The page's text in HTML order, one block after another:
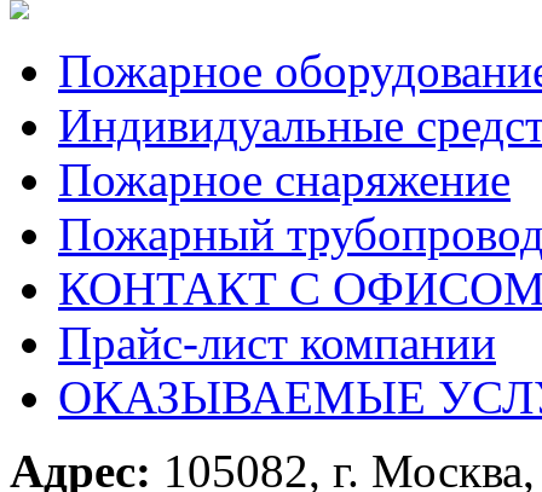
Пожарное
Индивидуальные
Пожарное снаряжение
Пожарный
КОНТАКТ С ОФИСОМ
Прайс-лист компании
ОКАЗЫВАЕМЫЕ
Адрес: 105082, г.